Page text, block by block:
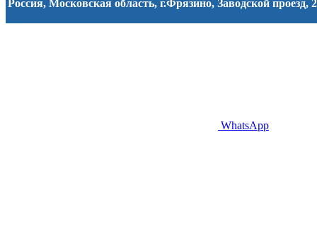
Россия, Московская область, г.Фрязино, Заводской проезд, 2
WhatsApp